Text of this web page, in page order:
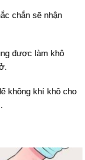
chắn sẽ nhận
được làm khô
không khí khô cho